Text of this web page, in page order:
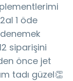
1 öde
siparişini
önce jet
tadı güzel👏